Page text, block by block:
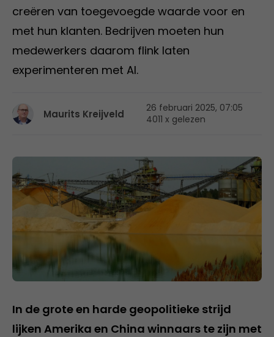
creëren van toegevoegde waarde voor en
met hun klanten. Bedrijven moeten hun
medewerkers daarom flink laten
experimenteren met AI.
Maurits Kreijveld
26 februari 2025, 07:05
4011 x gelezen
In de grote en harde geopolitieke strijd
lijken Amerika en China winnaars te zijn met